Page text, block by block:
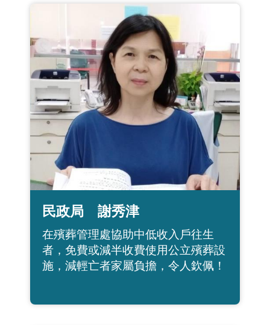
民政局 謝秀津
在殯葬管理處協助中低收入戶往生
者，免費或減半收費使用公立殯葬設
施，減輕亡者家屬負擔，令人欽佩！